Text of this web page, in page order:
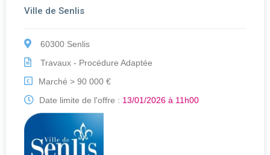
Ville de Senlis
60300 Senlis
Travaux - Procédure Adaptée
€
Marché > 90 000 €
Date limite de l'offre : 13/01/2026 à 11h00